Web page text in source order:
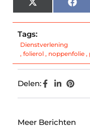
X
(Twitter)
Tags:
Dienstverlening
, folierol , noppenfolie ,
Delen:
Meer Berichten